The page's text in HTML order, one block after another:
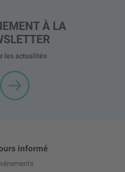
À LA
les actualités
informé